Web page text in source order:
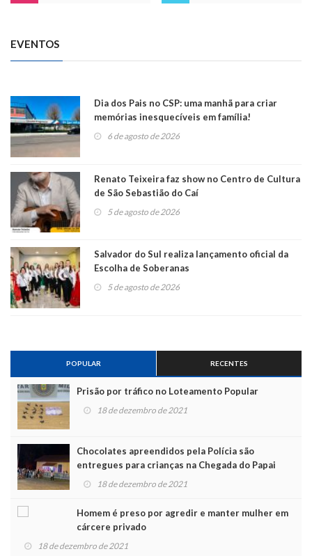
EVENTOS
Dia dos Pais no CSP: uma manhã para criar
memórias inesquecíveis em família!
6 de agosto de 2026
Renato Teixeira faz show no Centro de Cultura
de São Sebastião do Caí
5 de agosto de 2026
Salvador do Sul realiza lançamento oficial da
Escolha de Soberanas
5 de agosto de 2026
POPULAR RECENTES
Prisão por tráfico no Loteamento Popular
18 de dezembro de 2021
Chocolates apreendidos pela Polícia são
entregues para crianças na Chegada do Papai
Noel 18 de dezembro de 2021
Homem é preso por agredir e manter mulher em
cárcere privado
18 de dezembro de 2021